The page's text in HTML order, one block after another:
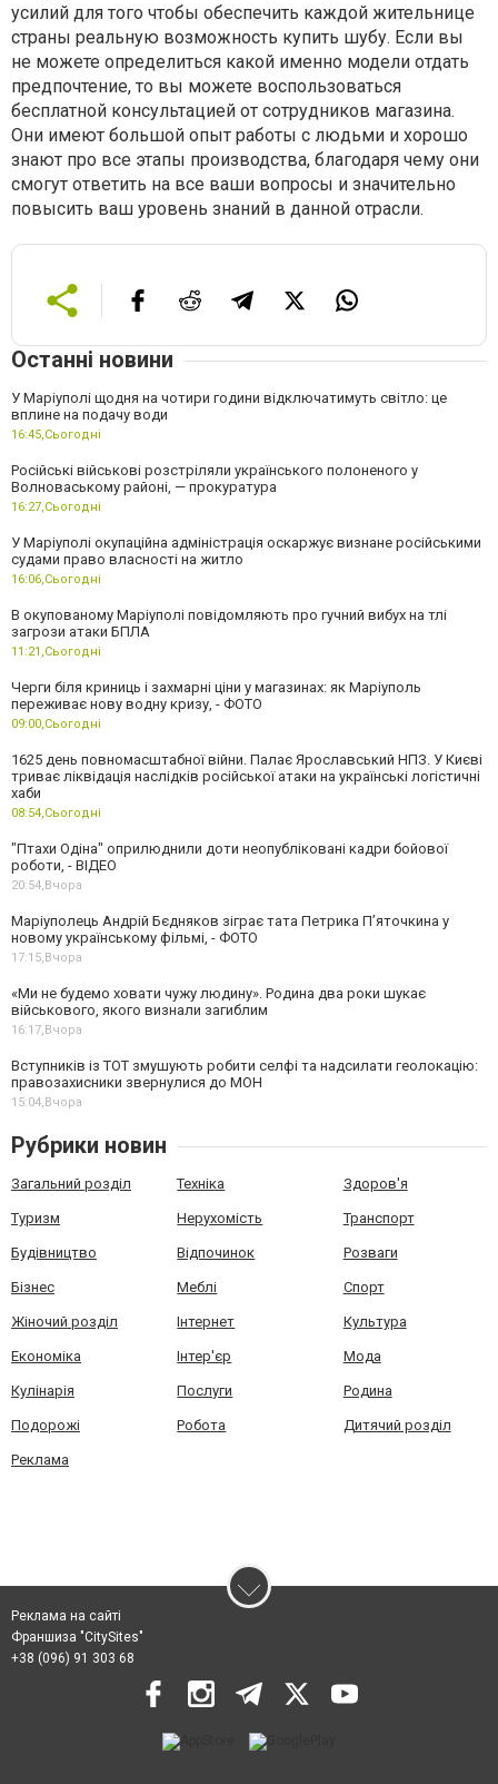
усилий для того чтобы обеспечить каждой жительнице
страны реальную возможность купить шубу. Если вы
не можете определиться какой именно модели отдать
предпочтение, то вы можете воспользоваться
бесплатной консультацией от сотрудников магазина.
Они имеют большой опыт работы с людьми и хорошо
знают про все этапы производства, благодаря чему они
смогут ответить на все ваши вопросы и значительно
повысить ваш уровень знаний в данной отрасли.
Останні новини
У Маріуполі щодня на чотири години відключатимуть світло: це
вплине на подачу води
16:45,Сьогодні
Російські військові розстріляли українського полоненого у
Волноваському районі, — прокуратура
16:27,Сьогодні
У Маріуполі окупаційна адміністрація оскаржує визнане російськими
судами право власності на житло
16:06,Сьогодні
В окупованому Маріуполі повідомляють про гучний вибух на тлі
загрози атаки БПЛА
11:21,Сьогодні
Черги біля криниць і захмарні ціни у магазинах: як Маріуполь
переживає нову водну кризу, - ФОТО
09:00,Сьогодні
1625 день повномасштабної війни. Палає Ярославський НПЗ. У Києві
триває ліквідація наслідків російської атаки на українські логістичні
хаби
08:54,Сьогодні
"Птахи Одіна" оприлюднили доти неопубліковані кадри бойової
роботи, - ВІДЕО
20:54,Вчора
Маріуполець Андрій Бєдняков зіграє тата Петрика П’яточкина у
новому українському фільмі, - ФОТО
17:15,Вчора
«Ми не будемо ховати чужу людину». Родина два роки шукає
військового, якого визнали загиблим
16:17,Вчора
Вступників із ТОТ змушують робити селфі та надсилати геолокацію:
правозахисники звернулися до МОН
15:04,Вчора
Рубрики новин
Загальний розділ Техніка Здоров'я
Туризм Нерухомість Транспорт
Будівництво Відпочинок Розваги
Бізнес Меблі Спорт
Жіночий розділ Інтернет Культура
Економіка Інтер'єр Мода
Кулінарія Послуги Родина
Подорожі Робота Дитячий розділ
Реклама
Реклама на сайті
Франшиза "CitySites"
+38 (096) 91 303 68